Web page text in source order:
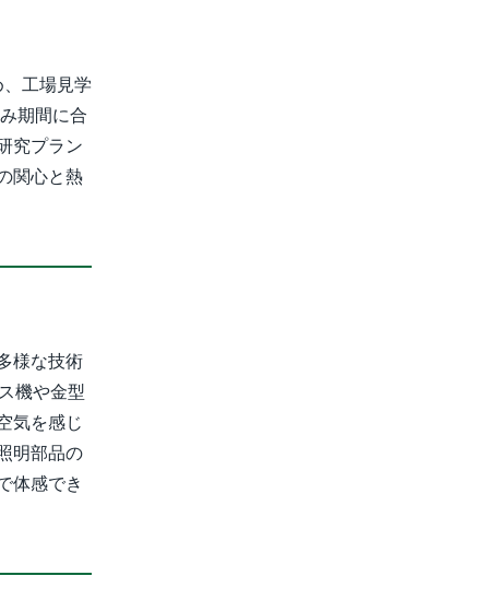
工場見学
期間に合
究プラン
関心と熱
様な技術
機や金型
気を感じ
明部品の
体感でき